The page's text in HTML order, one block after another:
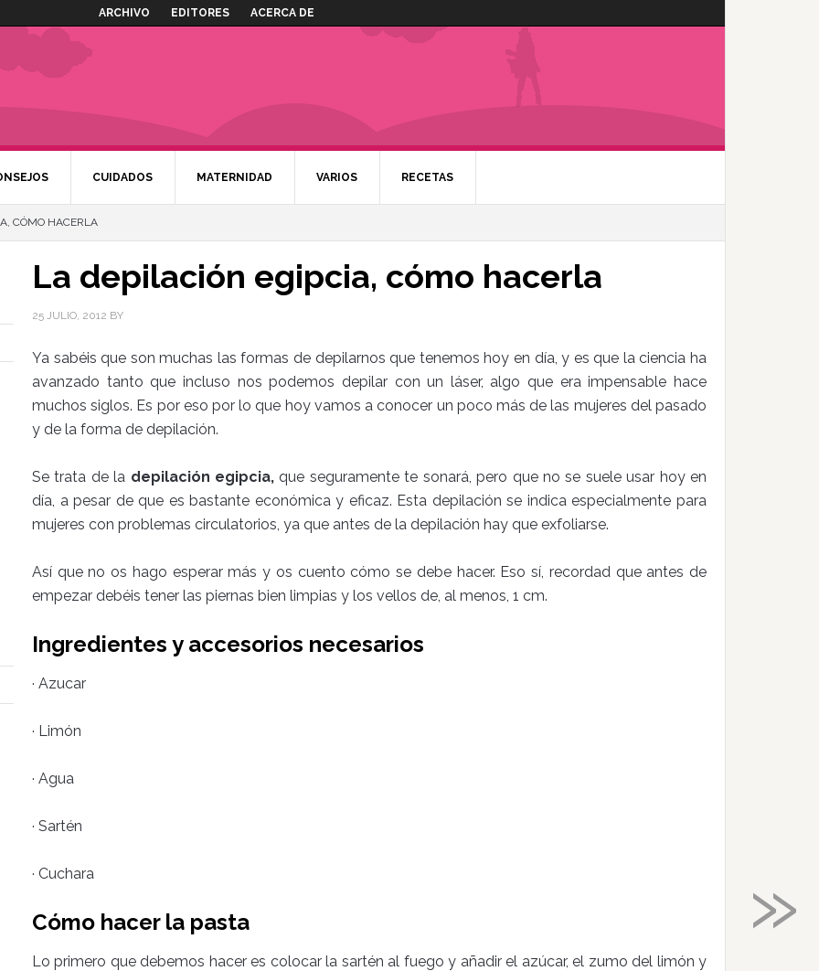
ARCHIVO EDITORES ACERCA DE
CUIDADOS MATERNIDAD VARIOS RECETAS
CÓMO HACERLA
La depilación egipcia, cómo hacerla
25 JULIO, 2012 BY
Ya sabéis que son muchas las formas de depilarnos que tenemos hoy en día, y es que la ciencia ha
avanzado tanto que incluso nos podemos depilar con un láser, algo que era impensable hace
muchos siglos. Es por eso por lo que hoy vamos a conocer un poco más de las mujeres del pasado
y de la forma de depilación.
Se trata de la depilación egipcia, que seguramente te sonará, pero que no se suele usar hoy en
día, a pesar de que es bastante económica y eficaz. Esta depilación se indica especialmente para
mujeres con problemas circulatorios, ya que antes de la depilación hay que exfoliarse.
Así que no os hago esperar más y os cuento cómo se debe hacer. Eso sí, recordad que antes de
empezar debéis tener las piernas bien limpias y los vellos de, al menos, 1 cm.
Ingredientes y accesorios necesarios
· Azucar
· Limón
· Agua
· Sartén
· Cuchara
Cómo hacer la pasta
Lo primero que debemos hacer es colocar la sartén al fuego y añadir el azúcar, el zumo del limón y
»